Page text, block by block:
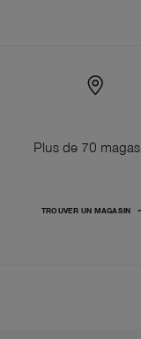
Plus de 70
TROUVER UN MAGASIN